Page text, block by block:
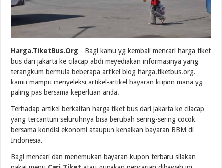
Harga.TiketBus.Org - Bagi kamu yg kembali mencari harga tiket
bus dari jakarta ke cilacap abdi meyediakan informasinya yang
terangkum bermula beberapa artikel blog harga.tiketbus.org.
kamu mampu menyeleksi artikel-artikel bayaran kupon mana yg
paling pas bersama keperluan anda.
Terhadap artikel berkaitan harga tiket bus dari jakarta ke cilacap
yang tercantum seluruhnya bisa berubah sering-sering cocok
bersama kondisi ekonomi ataupun kenaikan bayaran BBM di
Indonesia.
Bagi mencari dan menemukan bayaran kupon terbaru silakan